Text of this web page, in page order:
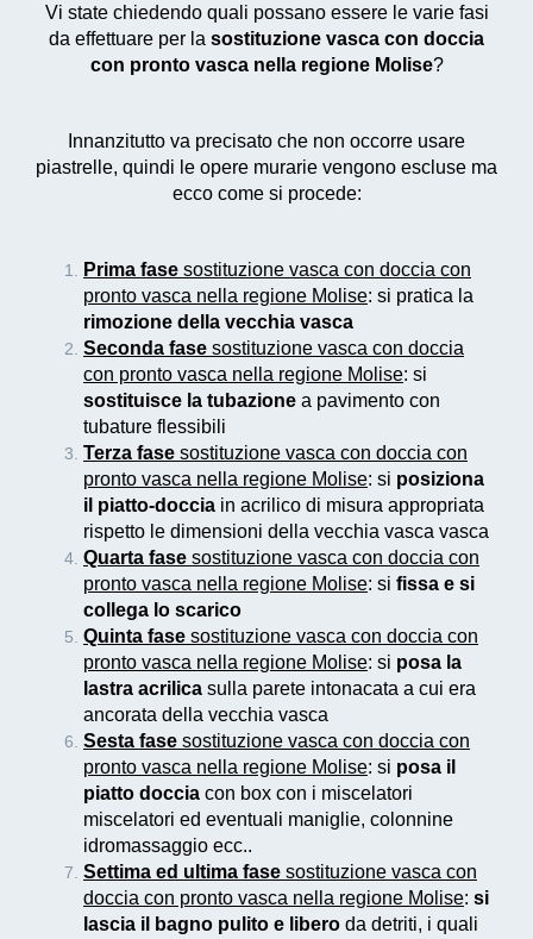
Vi state chiedendo quali possano essere le varie fasi
da effettuare per la sostituzione vasca con doccia
con pronto vasca nella regione Molise?
Innanzitutto va precisato che non occorre usare
piastrelle, quindi le opere murarie vengono escluse ma
ecco come si procede:
Prima fase sostituzione vasca con doccia con
pronto vasca nella regione Molise: si pratica la
rimozione della vecchia vasca
Seconda fase sostituzione vasca con doccia
con pronto vasca nella regione Molise: si
sostituisce la tubazione a pavimento con
tubature flessibili
Terza fase sostituzione vasca con doccia con
pronto vasca nella regione Molise: si posiziona
il piatto-doccia in acrilico di misura appropriata
rispetto le dimensioni della vecchia vasca vasca
Quarta fase sostituzione vasca con doccia con
pronto vasca nella regione Molise: si fissa e si
collega lo scarico
Quinta fase sostituzione vasca con doccia con
pronto vasca nella regione Molise: si posa la
lastra acrilica sulla parete intonacata a cui era
ancorata della vecchia vasca
Sesta fase sostituzione vasca con doccia con
pronto vasca nella regione Molise: si posa il
piatto doccia con box con i miscelatori
miscelatori ed eventuali maniglie, colonnine
idromassaggio ecc..
Settima ed ultima fase sostituzione vasca con
doccia con pronto vasca nella regione Molise: si
lascia il bagno pulito e libero da detriti, i quali